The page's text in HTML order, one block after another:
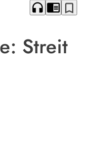
headphones chrome_reader_mode bookmark_border
Streit